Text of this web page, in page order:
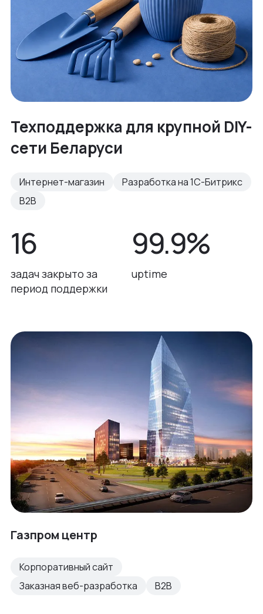
Техподдержка для крупной DIY-
сети Беларуси
Интернет-магазин
Разработка на 1С-Битрикс
B2B
16
задач закрыто за
период поддержки
99.9%
uptime
Газпром центр
Корпоративный сайт
Заказная веб-разработка
B2B